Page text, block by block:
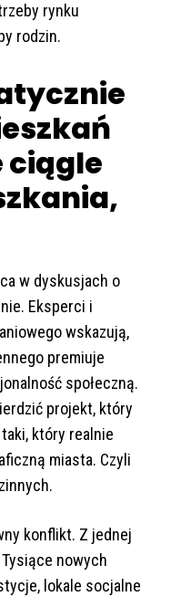
rynku
rodzin.
ciągle
w dyskusjach o
Eksperci i
wskazują,
premiuje
społeczną.
projekt, który
który realnie
miasta. Czyli
konflikt. Z jednej
nowych
lokale socjalne